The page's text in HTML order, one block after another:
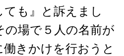
も』と訴えまし
の場で５人の名前が
きかけを行おうと